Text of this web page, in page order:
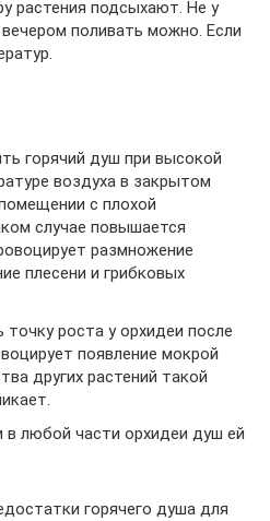
растения подсыхают. Не у
поливать можно. Если
горячий душ при высокой
воздуха в закрытом
с плохой
случае повышается
размножение
плесени и грибковых
точку роста у орхидеи после
появление мокрой
других растений такой
в любой части орхидеи душ ей
горячего душа для